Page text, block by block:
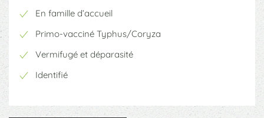
En famille d’accueil
Primo-vacciné Typhus/Coryza
Vermifugé et déparasité
Identifié